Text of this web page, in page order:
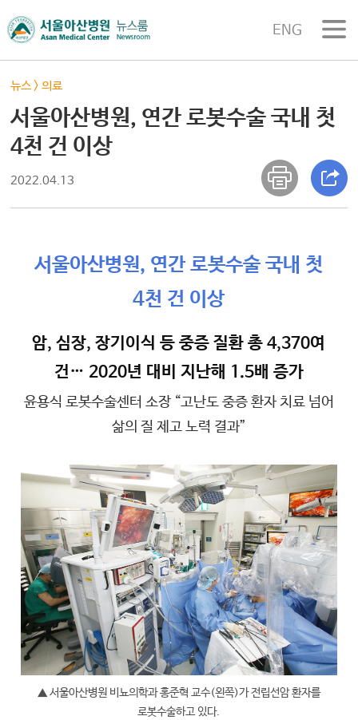
ENG
뉴스 >의료
서울아산병원, 연간 로봇수술 국내 첫
4천 건 이상
2022.04.13
서울아산병원, 연간 로봇수술 국내 첫
4천 건 이상
암, 심장, 장기이식 등 중증 질환 총 4,370여
건… 2020년 대비 지난해 1.5배 증가
윤용식 로봇수술센터 소장 “고난도 중증 환자 치료 넘어
삶의 질 제고 노력 결과”
▲ 서울아산병원 비뇨의학과 홍준혁 교수(왼쪽)가 전립선암 환자를
로봇수술하고 있다.